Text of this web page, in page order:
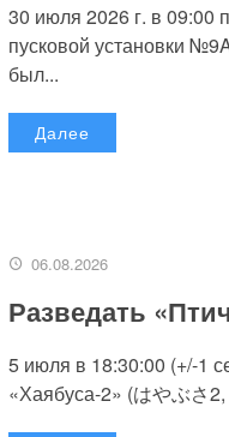
30 июля 2026 г. в 09:00
пусковой установки
был...
Далее
06.08.2026
Разведать
5 июля в 18:30:00 (+/-1
«Хаябуса-2» (はやぶさ